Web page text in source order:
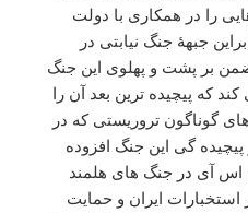
را در همکاری با دولت
جبهۀ جنگ نیابتی در
بر پشت و پهلوی این جنگ
که پیچیده ترین بعد آن را
گوناگون تروریستی که در
پیچیده گی این جنگ افزوده
آی در جنگ های هلمند
ایران و حمایت